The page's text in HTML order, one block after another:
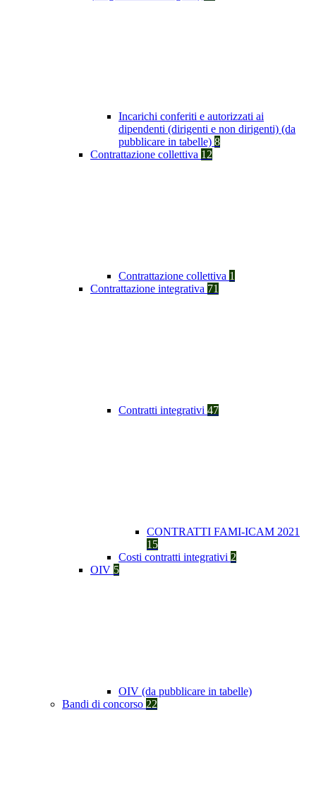
Incarichi conferiti e autorizzati ai
dipendenti (dirigenti e non dirigenti) (da
pubblicare in tabelle) 8
Contrattazione collettiva 12
Contrattazione collettiva 1
Contrattazione integrativa 71
Contratti integrativi 47
CONTRATTI FAMI-ICAM 2021
15
Costi contratti integrativi 2
OIV 5
OIV (da pubblicare in tabelle)
Bandi di concorso 22